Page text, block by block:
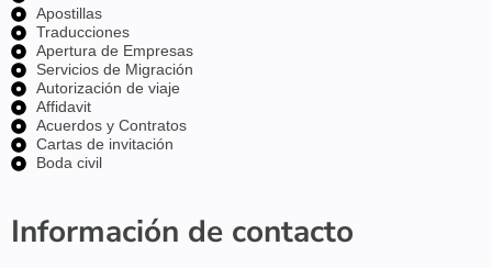
Apostillas
Traducciones
Apertura de Empresas
Servicios de Migración
Autorización de viaje
Affidavit
Acuerdos y Contratos
Cartas de invitación
Boda civil
Información de contacto